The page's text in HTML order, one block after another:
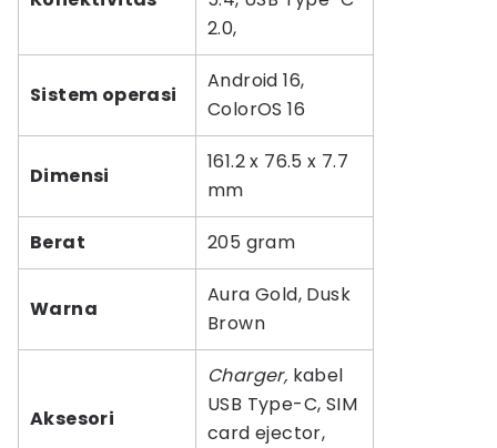
2.0,
Sistem operasi
Android 16,
ColorOS 16
Dimensi
161.2 x 76.5 x 7.7
mm
Berat 205 gram
Warna
Aura Gold, Dusk
Brown
Aksesori
Charger, kabel
USB Type-C, SIM
card ejector,